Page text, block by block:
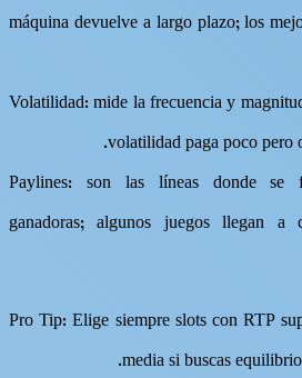
máquina devuelve a largo plazo; los
• Volatilidad: mide la frecuencia y
volatilidad paga poco pero
• Paylines: son las líneas donde se
ganadoras; algunos juegos llegan a
Pro Tip: Elige siempre slots con RTP
media si buscas